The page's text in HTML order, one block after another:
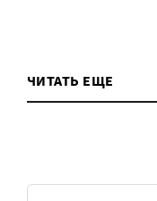
ЧИТАТЬ ЕЩЕ